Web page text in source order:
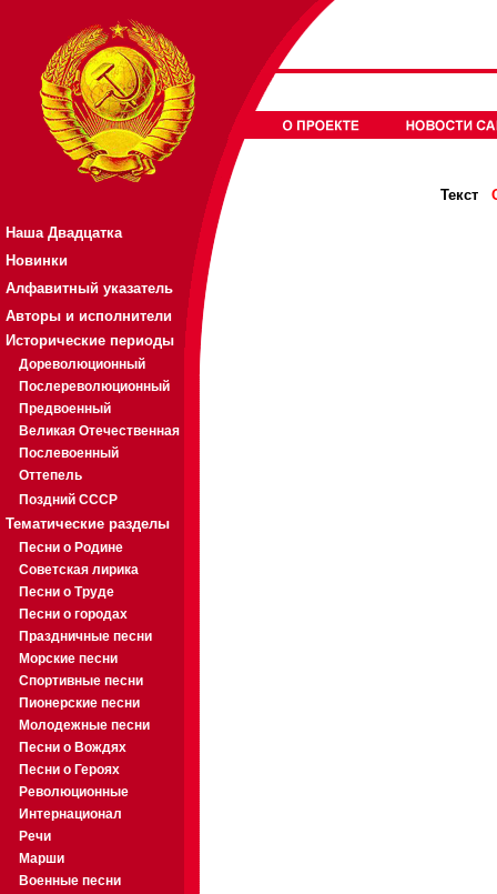
Наша Двадцатка
Новинки
Алфавитный указатель
Авторы и исполнители
Исторические периоды
Дореволюционный
Послереволюционный
Предвоенный
Великая Отечественная
Послевоенный
Оттепель
Поздний СССР
Тематические разделы
Песни о Родине
Советская лирика
Песни о Труде
Песни о городах
Праздничные песни
Морские песни
Спортивные песни
Пионерские песни
Молодежные песни
Песни о Вождях
Песни о Героях
Революционные
Интернационал
Речи
Марши
Военные песни
Текст